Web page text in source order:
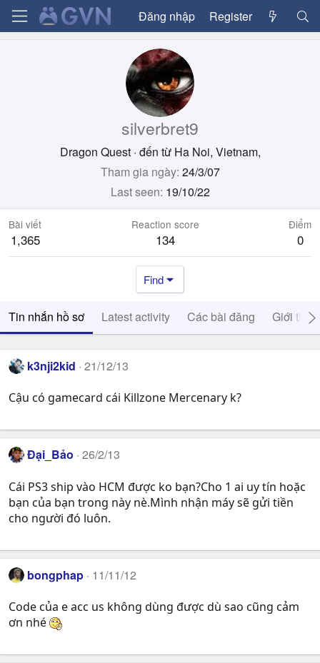
Đăng nhập Register
silverbret9
Dragon Quest · đến từ Ha Noi, Vietnam,
Tham gia ngày 24/3/07
Last seen 19/10/22
Bài viết
1,365
Reaction score
134
Điểm
0
Find
Tin nhắn hồ sơ Latest activity Các bài đăng Giới thiệu
k3nji2kid 21/12/13
Cậu có gamecard cái Killzone Mercenary k?
Đại_Bảo 26/2/13
Cái PS3 ship vào HCM được ko bạn?Cho 1 ai uy tín hoặc
bạn của bạn trong này nè.Mình nhận máy sẽ gửi tiền
cho người đó luôn.
bongphap 11/11/12
Code của e acc us không dùng được dù sao cũng cảm
ơn nhé